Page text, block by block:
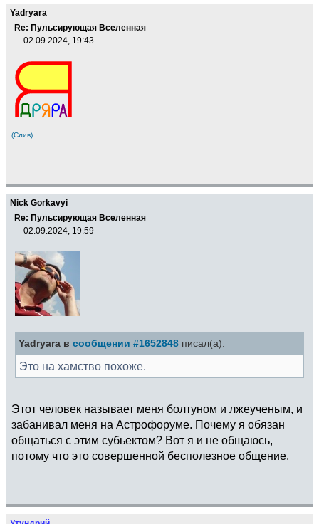
Yadryara
Re: Пульсирующая Вселенная
02.09.2024, 19:43
(Слив)
Nick Gorkavyi
Re: Пульсирующая Вселенная
02.09.2024, 19:59
Yadryara в сообщении #1652848 писал(а):
Это на хамство похоже.
Этот человек называет меня болтуном и лжеученым, и
забанивал меня на Астрофоруме. Почему я обязан
общаться с этим субьектом? Вот я и не общаюсь,
потому что это совершенной бесполезное общение.